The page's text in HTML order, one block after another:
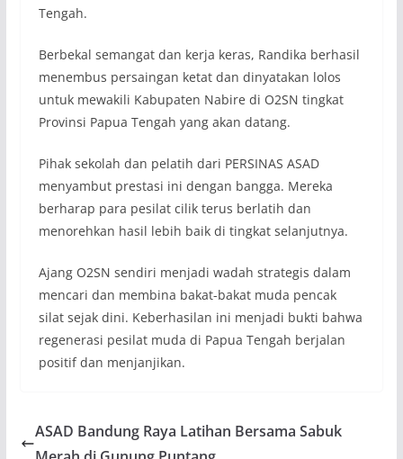
Tengah.
Berbekal semangat dan kerja keras, Randika berhasil
menembus persaingan ketat dan dinyatakan lolos
untuk mewakili Kabupaten Nabire di O2SN tingkat
Provinsi Papua Tengah yang akan datang.
Pihak sekolah dan pelatih dari PERSINAS ASAD
menyambut prestasi ini dengan bangga. Mereka
berharap para pesilat cilik terus berlatih dan
menorehkan hasil lebih baik di tingkat selanjutnya.
Ajang O2SN sendiri menjadi wadah strategis dalam
mencari dan membina bakat-bakat muda pencak
silat sejak dini. Keberhasilan ini menjadi bukti bahwa
regenerasi pesilat muda di Papua Tengah berjalan
positif dan menjanjikan.
ASAD Bandung Raya Latihan Bersama Sabuk